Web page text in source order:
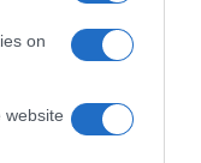
on
website